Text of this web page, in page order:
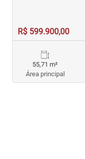
R$ 599.900,00
55,71 m²
Área principal